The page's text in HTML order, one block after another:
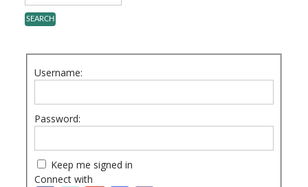
Username:
Password:
Keep me signed in
Connect with